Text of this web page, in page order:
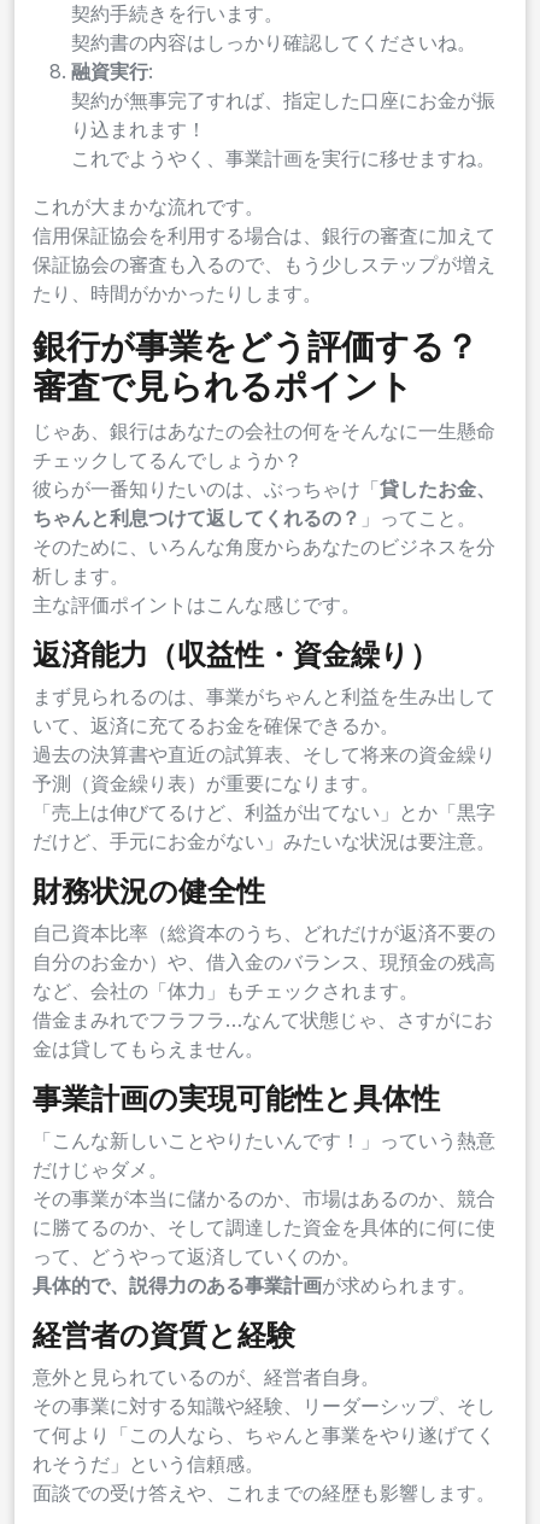
契約手続きを行います。
契約書の内容はしっかり確認してくださいね。
融資実行:
契約が無事完了すれば、指定した口座にお金が振
り込まれます！
これでようやく、事業計画を実行に移せますね。
これが大まかな流れです。
信用保証協会を利用する場合は、銀行の審査に加えて
保証協会の審査も入るので、もう少しステップが増え
たり、時間がかかったりします。
銀行が事業をどう評価する？
審査で見られるポイント
じゃあ、銀行はあなたの会社の何をそんなに一生懸命
チェックしてるんでしょうか？
彼らが一番知りたいのは、ぶっちゃけ「貸したお金、
ちゃんと利息つけて返してくれるの？ 」ってこと。
そのために、いろんな角度からあなたのビジネスを分
析します。
主な評価ポイントはこんな感じです。
返済能力（収益性・資金繰り）
まず見られるのは、事業がちゃんと利益を生み出して
いて、返済に充てるお金を確保できるか。
過去の決算書や直近の試算表、そして将来の資金繰り
予測（資金繰り表）が重要になります。
「売上は伸びてるけど、利益が出てない」とか「黒字
だけど、手元にお金がない」みたいな状況は要注意。
財務状況の健全性
自己資本比率（総資本のうち、どれだけが返済不要の
自分のお金か）や、借入金のバランス、現預金の残高
など、会社の「体力」もチェックされます。
借金まみれでフラフラ…なんて状態じゃ、さすがにお
金は貸してもらえません。
事業計画の実現可能性と具体性
「こんな新しいことやりたいんです！」っていう熱意
だけじゃダメ。
その事業が本当に儲かるのか、市場はあるのか、競合
に勝てるのか、そして調達した資金を具体的に何に使
って、どうやって返済していくのか。
具体的で、説得力のある事業計画が求められます。
経営者の資質と経験
意外と見られているのが、経営者自身。
その事業に対する知識や経験、リーダーシップ、そし
て何より「この人なら、ちゃんと事業をやり遂げてく
れそうだ」という信頼感。
面談での受け答えや、これまでの経歴も影響します。